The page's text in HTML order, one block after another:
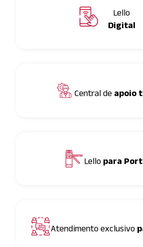
Lello
Digital
Central de apoio
Lello para
Atendimento exclusivo